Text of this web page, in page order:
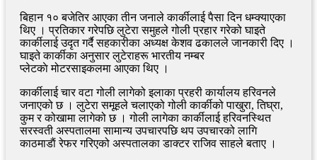
बिहान १० बजेतिर आएका तीन जनाले कार्कीलाई पैसा दिन धम्क्याएका
थिए । प्रतिकार गरेपछि लुटेरा समुहले गोली प्रहार गरेको घाइते
कार्कीलाई उदृत गर्दै सहकारीका अध्यक्ष केशव ढकालले जानकारी दिए ।
घाइते कार्कीका अनुसार लुटेराहरू भारतीय नम्बर
प्लेटकाे मोटरसाइकलमा आएका थिए ।
कार्कीलाई चार वटा गोली लागेको इलाका प्रहरी कार्यालय हरिवनले
जनाएको छ । लुटेरा समूहले चलाएको गोली कार्कीको पाखुरा, तिघ्रा,
कुम र कोखामा लागेको छ । गोली लागेका कार्कीलाई हरिवनस्थित
सरस्वती अस्पतालमा सामान्य उपचारपछि थप उपचारको लागि
काठमाडाैं रेफर गरिएको अस्पतालका डाक्टर राजिव साहले बताए ।